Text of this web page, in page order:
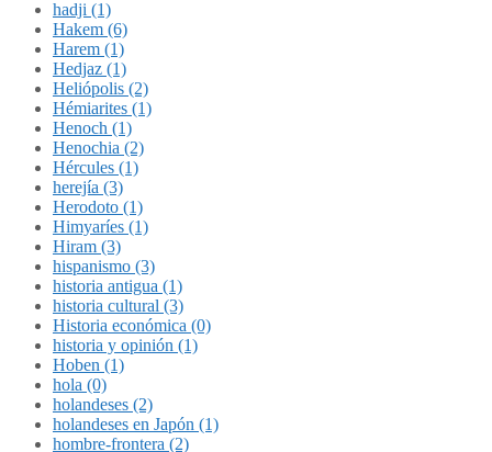
hadji (1)
Hakem (6)
Harem (1)
Hedjaz (1)
Heliópolis (2)
Hémiarites (1)
Henoch (1)
Henochia (2)
Hércules (1)
herejía (3)
Herodoto (1)
Himyaríes (1)
Hiram (3)
hispanismo (3)
historia antigua (1)
historia cultural (3)
Historia económica (0)
historia y opinión (1)
Hoben (1)
hola (0)
holandeses (2)
holandeses en Japón (1)
hombre-frontera (2)